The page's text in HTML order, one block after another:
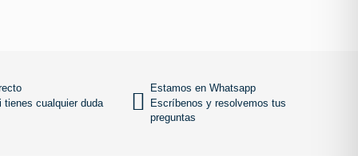
tienes cualquier duda
Estamos en Whatsapp
Escríbenos y resolvemos tus
preguntas